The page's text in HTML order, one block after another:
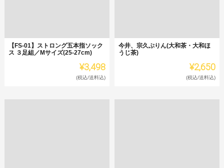
【FS-01】ストロング五本指ソック
ス ３足組／Mサイズ(25-27cm)
¥3,498
(税込/送料込)
今井、宗久ぷりん(大和茶・大和ほ
うじ茶)
¥2,650
(税込/送料込)